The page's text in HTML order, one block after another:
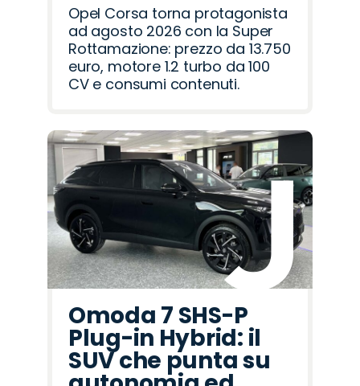
Opel Corsa torna protagonista
ad agosto 2026 con la Super
Rottamazione: prezzo da 13.750
euro, motore 1.2 turbo da 100
CV e consumi contenuti.
Omoda 7 SHS-P
Plug-in Hybrid: il
SUV che punta su